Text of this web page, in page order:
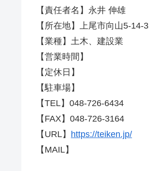
【責任者名】永井 伸雄
【所在地】上尾市向山5-14-3
【業種】土木、建設業
【営業時間】
【定休日】
【駐車場】
【TEL】048-726-6434
【FAX】048-726-3164
【URL】 https://teiken.jp/
【MAIL】